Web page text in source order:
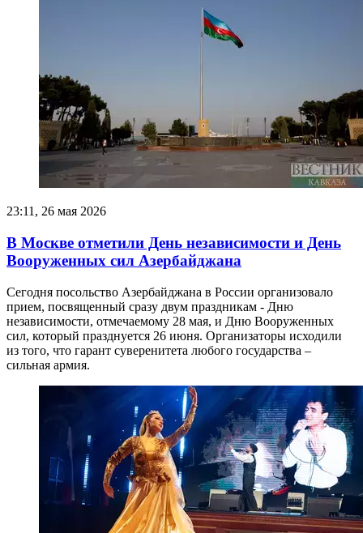
23:11, 26 мая 2026
В Москве отметили День независимости и День
Вооруженных сил Азербайджана
Сегодня посольство Азербайджана в России организовало
прием, посвященный сразу двум праздникам - Дню
независимости, отмечаемому 28 мая, и Дню Вооруженных
сил, который празднуется 26 июня. Организаторы исходили
из того, что гарант суверенитета любого государства –
сильная армия.